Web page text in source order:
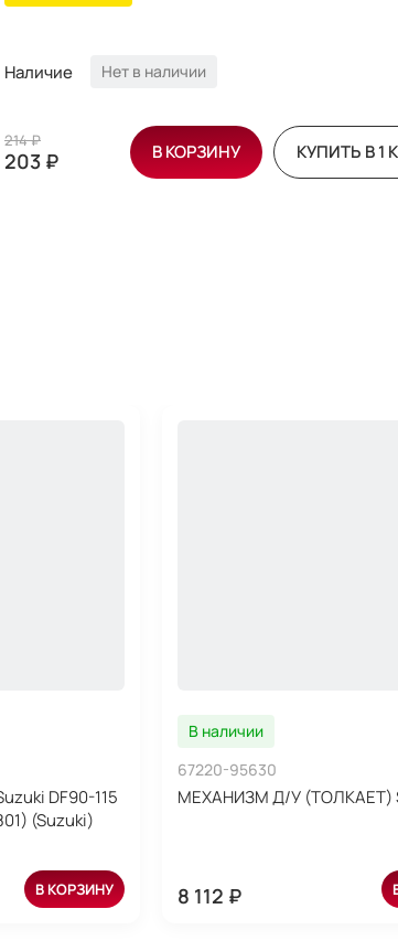
Наличие Нет в наличии
214 ₽
203 ₽ В КОРЗИНУ КУПИТЬ В 1
DF90-115
(Suzuki)
В КОРЗИНУ
В наличии
67220-95630
МЕХАНИЗМ Д/У (ТОЛКАЕТ)
8 112 ₽